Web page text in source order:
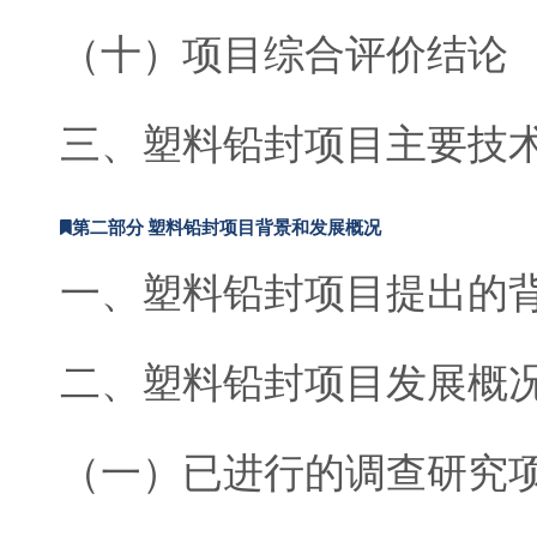
（十）项目综合评价结论
三、塑料铅封项目主要技
第二部分 塑料铅封项目背景和发展概况
一、塑料铅封项目提出的
二、塑料铅封项目发展概
（一）已进行的调查研究